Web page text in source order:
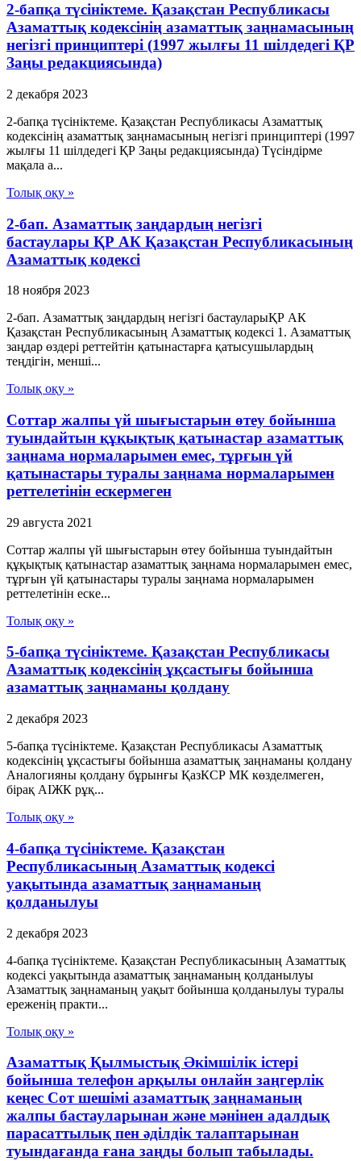
2-бапқа түсініктеме. Қазақстан Республикасы
Азаматтық кодексінің азаматтық заңнамасының
негізгі принциптері (1997 жылғы 11 шілдедегі ҚР
Заңы редакциясында)
2 декабря 2023
2-бапқа түсініктеме. Қазақстан Республикасы Азаматтық
кодексінің азаматтық заңнамасының негізгі принциптері (1997
жылғы 11 шілдедегі ҚР Заңы редакциясында) Түсіндірме
мақала а...
Толық оқу »
2-бап. Азаматтық заңдардың негiзгi
бастаулары ҚР АК Қазақстан Республикасының
Азаматтық кодексi
18 ноября 2023
2-бап. Азаматтық заңдардың негiзгi бастауларыҚР АК
Қазақстан Республикасының Азаматтық кодексi 1. Азаматтық
заңдар өздерi реттейтiн қатынастарға қатысушылардың
теңдiгiн, меншi...
Толық оқу »
Соттар жалпы үй шығыстарын өтеу бойынша
туындайтын құқықтық қатынастар азаматтық
заңнама нормаларымен емес, тұрғын үй
қатынастары туралы заңнама нормаларымен
реттелетінін ескермеген
29 августа 2021
Соттар жалпы үй шығыстарын өтеу бойынша туындайтын
құқықтық қатынастар азаматтық заңнама нормаларымен емес,
тұрғын үй қатынастары туралы заңнама нормаларымен
реттелетінін еске...
Толық оқу »
5-бапқа түсініктеме. Қазақстан Республикасы
Азаматтық кодексінің ұқсастығы бойынша
азаматтық заңнаманы қолдану
2 декабря 2023
5-бапқа түсініктеме. Қазақстан Республикасы Азаматтық
кодексінің ұқсастығы бойынша азаматтық заңнаманы қолдану
Аналогияны қолдану бұрынғы ҚазКСР МК көзделмеген,
бірақ АІЖК рұқ...
Толық оқу »
4-бапқа түсініктеме. Қазақстан
Республикасының Азаматтық кодексі
уақытында азаматтық заңнаманың
қолданылуы
2 декабря 2023
4-бапқа түсініктеме. Қазақстан Республикасының Азаматтық
кодексі уақытында азаматтық заңнаманың қолданылуы
Азаматтық заңнаманың уақыт бойынша қолданылуы туралы
ереженің практи...
Толық оқу »
Азаматтық Қылмыстық Әкімшілік істері
бойынша телефон арқылы онлайн заңгерлік
кеңес Сот шешімі азаматтық заңнаманың
жалпы бастауларынан және мәнiнен адалдық
парасаттылық пен әдiлдiк талаптарынан
туындағанда ғана заңды болып табылады.